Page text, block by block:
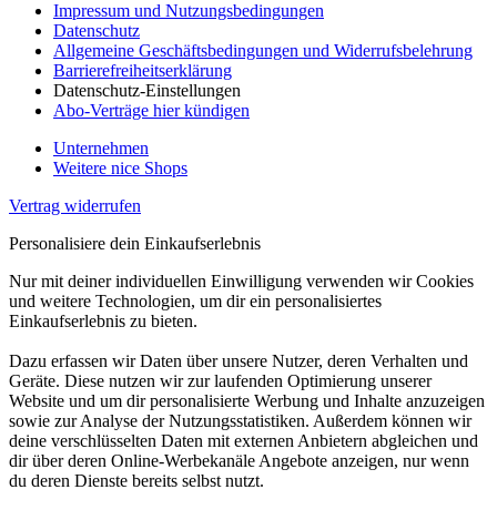
Impressum und Nutzungsbedingungen
Datenschutz
Allgemeine Geschäftsbedingungen und Widerrufsbelehrung
Barrierefreiheitserklärung
Datenschutz-Einstellungen
Abo-Verträge hier kündigen
Unternehmen
Weitere nice Shops
Vertrag widerrufen
Personalisiere dein Einkaufserlebnis
Nur mit deiner individuellen Einwilligung verwenden wir Cookies
und weitere Technologien, um dir ein personalisiertes
Einkaufserlebnis zu bieten.
Dazu erfassen wir Daten über unsere Nutzer, deren Verhalten und
Geräte. Diese nutzen wir zur laufenden Optimierung unserer
Website und um dir personalisierte Werbung und Inhalte anzuzeigen
sowie zur Analyse der Nutzungsstatistiken. Außerdem können wir
deine verschlüsselten Daten mit externen Anbietern abgleichen und
dir über deren Online-Werbekanäle Angebote anzeigen, nur wenn
du deren Dienste bereits selbst nutzt.